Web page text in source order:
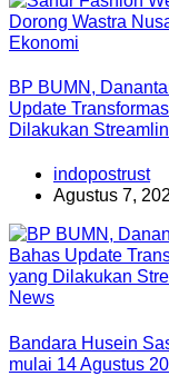
Ekonomi
BP BUMN,
Update
Dilakukan
indopostrust
Agustus 7,
News
Bandara Husein
mulai 14 Agustus